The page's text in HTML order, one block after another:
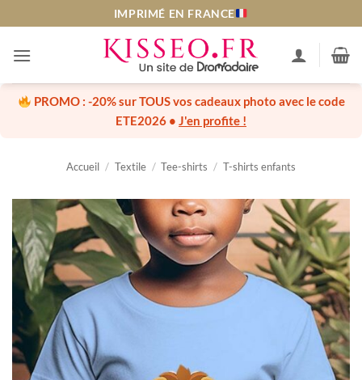
au
contenu
IMPRIMÉ EN FRANCE
PROMO : -20% sur TOUS vos cadeaux photo avec le code
ETE2026 • J'en profite !
Accueil / Textile / Tee-shirts / T-shirts enfants